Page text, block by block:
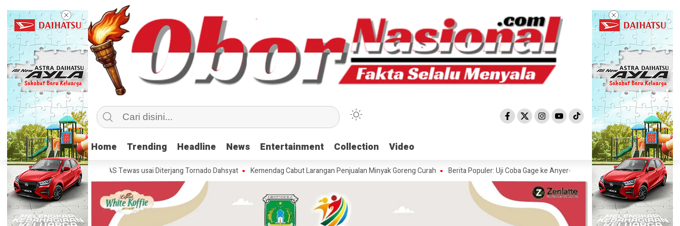
Home Trending Headline News Entertainment Collection Video
Home Trending Headline News Entertainment Collection Video
70 Orang di Kentucky, AS Tewas usai Diterjang Tornado Dahsyat Kemendag Cabut Larangan Penjualan Minyak Goreng Curah Berita Populer: Uji Coba Gage ke Anyer-Kunjungan Wisman 2022 Diprediksi Rendah